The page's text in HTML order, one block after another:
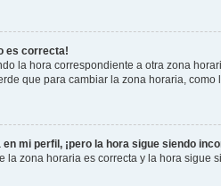
es correcta!
la hora correspondiente a otra zona
que para cambiar la zona horaria,
mi perfil, ¡pero la hora sigue siendo
la zona horaria es correcta y la hora sigue